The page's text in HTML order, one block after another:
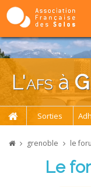
L'afsà
Sorties
grenoble le
Le